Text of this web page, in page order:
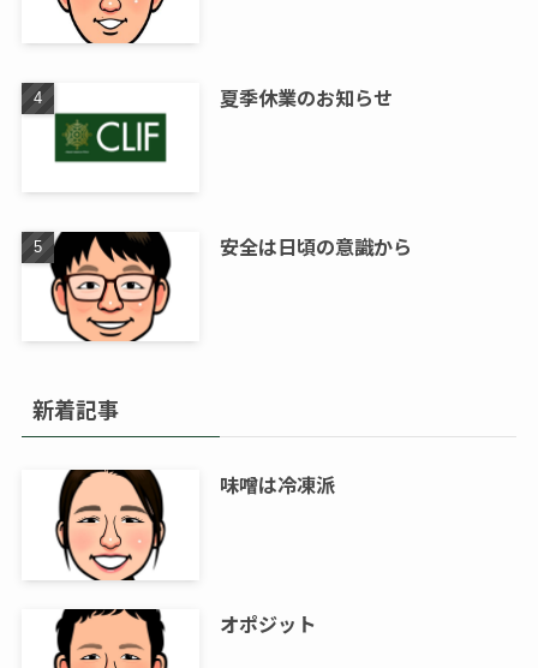
夏季休業のお知らせ
安全は日頃の意識から
新着記事
味噌は冷凍派
オポジット